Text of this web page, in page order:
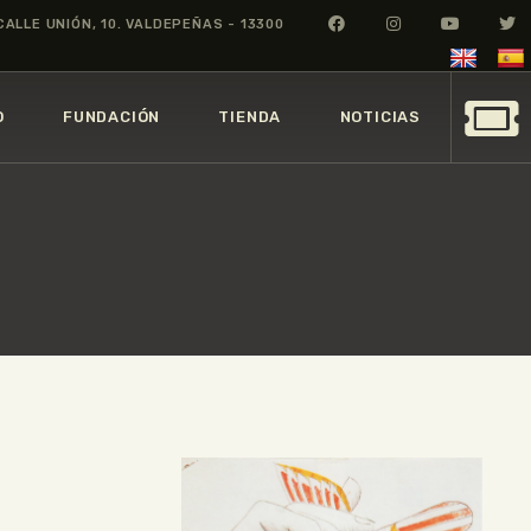
UNIÓN, 10. VALDEPEÑAS - 13300
FUNDACIÓN TIENDA NOTICIAS